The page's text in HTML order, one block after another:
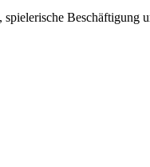
Beschäftigung